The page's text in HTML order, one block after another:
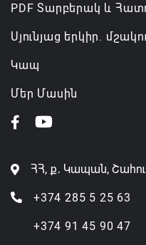
PDF Տարբերակ և
Սյունյաց երկիր.
Կապ
Մեր Մասին
ՀՀ, ք․ Կապան,
+374 285 5 25 63
+374 91 45 90 47